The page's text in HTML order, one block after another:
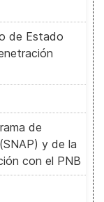
de Estado
de
y de la
con el PNB